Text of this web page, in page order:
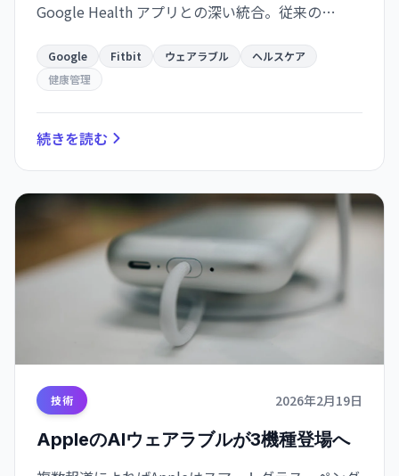
Google Health アプリとの深い統合。従来の
行が本格化。
Google Fitbit ウェアラブル
ヘルスケア
健康管理
続きを読む
技術 2026年2月19日
AppleのAIウェアラブルが3機種登場へ